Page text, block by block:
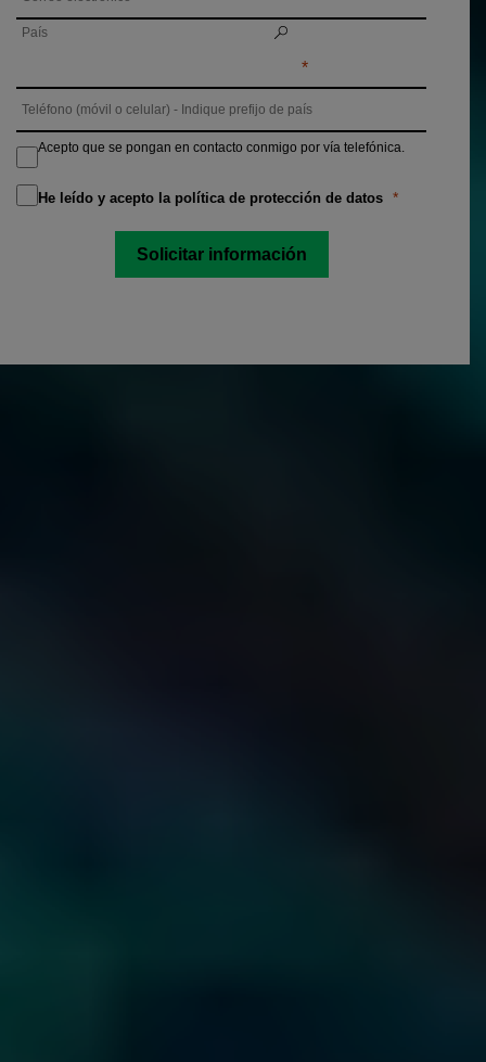
Acepto que se pongan en contacto conmigo por vía telefónica.
He leído y acepto la política de protección de datos
Solicitar información